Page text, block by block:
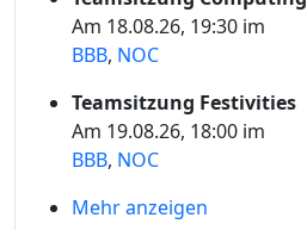
Am 18.08.26, 19:30 im
BBB, NOC
Teamsitzung Festivities
Am 19.08.26, 18:00 im
BBB, NOC
Mehr anzeigen